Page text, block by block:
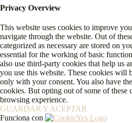
Privacy Overview
This website uses cookies to improve
navigate through the website. Out of
categorized as necessary are stored on
essential for the working of basic
also use third-party cookies that help us
you use this website. These cookies will
only with your consent. You also have
cookies. But opting out of some of these
browsing experience.
GUARDAR Y ACEPTAR
Funciona con